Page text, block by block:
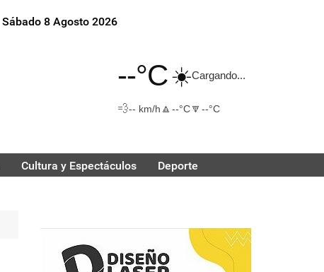
Sábado 8 Agosto 2026
--°C☀️Cargando...
💨-- km/h 🔼 --°C🔽 --°C
Cultura y Espectáculos Deporte